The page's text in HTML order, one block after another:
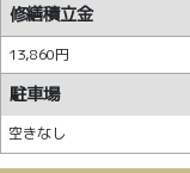
修繕積立金
13,860円
駐車場
空きなし